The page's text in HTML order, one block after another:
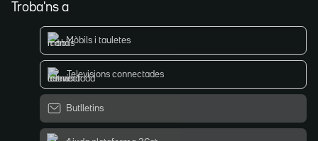
Troba'ns a
Mòbils i tauletes
Televisions connectades
Butlletins